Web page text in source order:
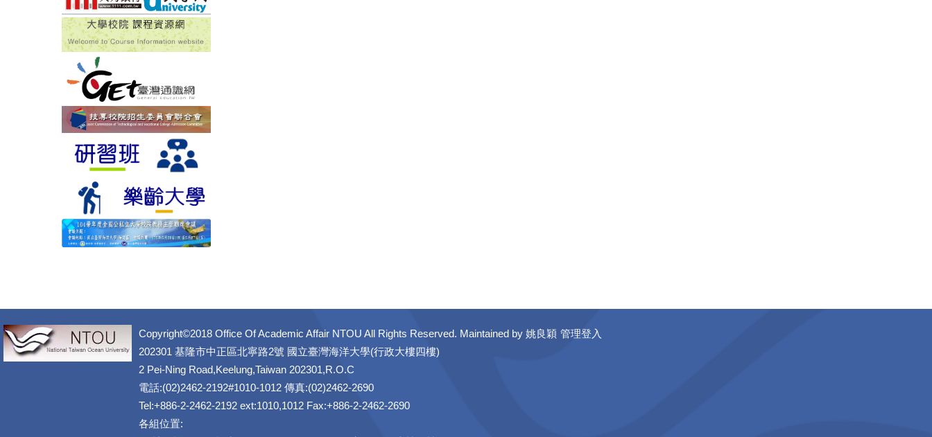
Copyright©2018 Office Of Academic Affair NTOU All Rights Reserved. Maintained by 姚良穎 管理登入
202301 基隆市中正區北寧路2號 國立臺灣海洋大學(行政大樓四樓)
2 Pei-Ning Road,Keelung,Taiwan 202301,R.O.C
電話:(02)2462-2192#1010-1012 傳真:(02)2462-2690
Tel:+886-2-2462-2192 ext:1010,1012 Fax:+886-2-2462-2690
各組位置: